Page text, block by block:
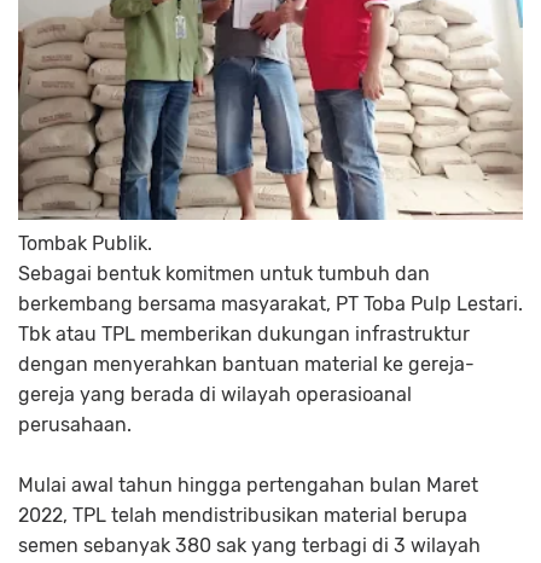
Tombak Publik.
Sebagai bentuk komitmen untuk tumbuh dan
berkembang bersama masyarakat, PT Toba Pulp Lestari.
Tbk atau TPL memberikan dukungan infrastruktur
dengan menyerahkan bantuan material ke gereja-
gereja yang berada di wilayah operasioanal
perusahaan.
Mulai awal tahun hingga pertengahan bulan Maret
2022, TPL telah mendistribusikan material berupa
semen sebanyak 380 sak yang terbagi di 3 wilayah